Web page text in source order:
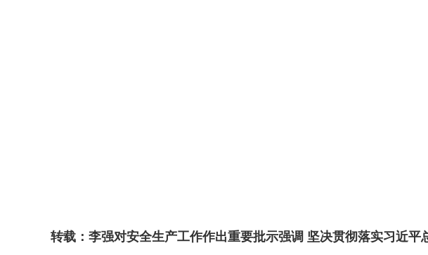
转载：李强对安全生产工作作出重要批示强调 坚决贯彻落实习近